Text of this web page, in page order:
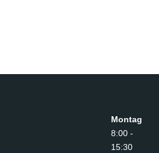
Montag
8:00 -
15:30